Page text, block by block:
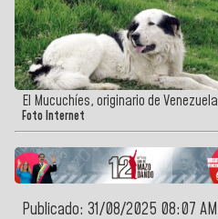
El Mucuchíes, originario de Venezuela
Foto Internet
Publicado: 31/08/2025 08:07 AM